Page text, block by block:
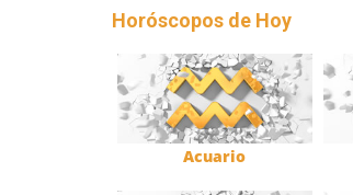
Horóscopos de Hoy
Acuario